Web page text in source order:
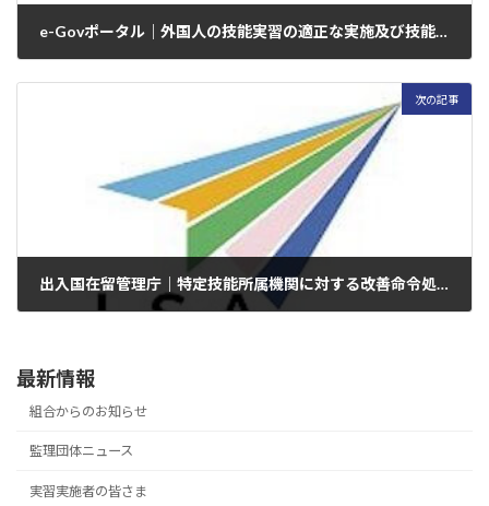
e-Govポータル｜外国人の技能実習の適正な実施及び技能実習生の保護に関する法律施行規則の一部を改正する省令（かばん製造職種）案に関する御意見の募集について
次の記事
出入国在留管理庁｜特定技能所属機関に対する改善命令処分について
最新情報
組合からのお知らせ
監理団体ニュース
実習実施者の皆さま